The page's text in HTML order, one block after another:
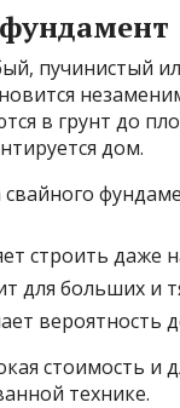
пучинистый
в грунт до
дом.
строить даже
для больших и
вероятность
стоимость и
технике.